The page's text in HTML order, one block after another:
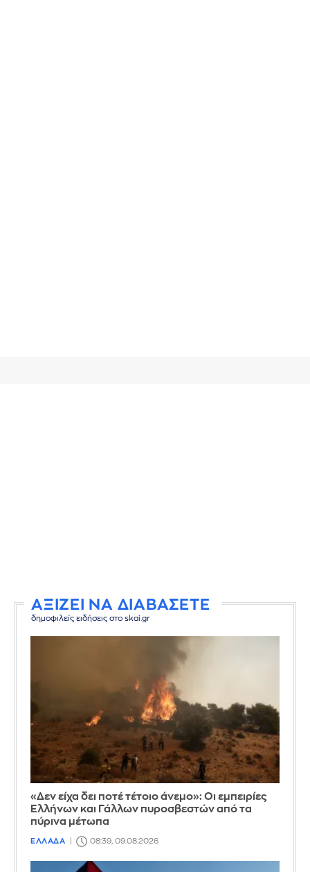
ΑΞΙΖΕΙ ΝΑ ΔΙΑΒΑΣΕΤΕ
δημοφιλείς ειδήσεις στο skai.gr
«Δεν είχα δει ποτέ τέτοιο άνεμο»: Οι εμπειρίες
Ελλήνων και Γάλλων πυροσβεστών από τα
πύρινα μέτωπα
ΕΛΛΑΔΑ 08:39, 09.08.2026